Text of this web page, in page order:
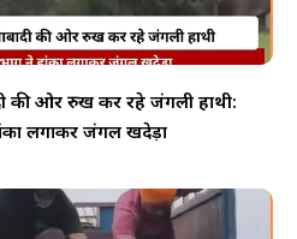
की ओर रुख कर रहे जंगली हाथी:
लगाकर जंगल खदेड़ा